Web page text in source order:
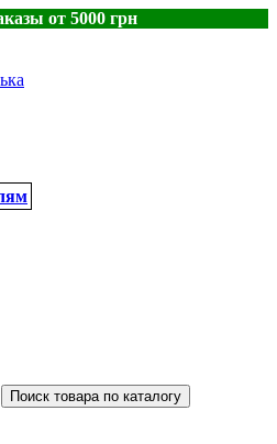
от 5000 грн
Поиск товара по каталогу